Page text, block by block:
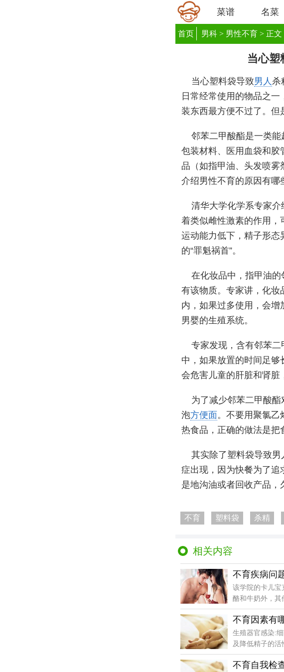
菜谱 名菜
首页 男科 > 男性不育 > 正文
当心塑
当心塑料袋导致男人 杀
日常经常使用的物品之
装东西最方便不过了。但
邻苯二甲酸酯是一类
包装材料、医用血袋和胶
品（如指甲油、头发喷
介绍男性不育的原因有哪
清华大学化学系专家
着类似雌性激素的作用，
运动能力低下，精子形态
的“罪魁祸首”。
在化妆品中，指甲油
有该物质。专家讲，化妆
内，如果过多使用，会增
男婴的生殖系统。
专家发现，含有邻苯
中，如果放置的时间足够
会危害儿童的肝脏和肾脏
为了减少邻苯二甲酸
泡方便面。不要用聚氯乙
热食品，正确的做法是把
其实除了塑料袋导致
症出现，因为快餐为了追
是地沟油或者回收产品，
不育 塑料袋 杀精
相关内容
不育疾病问
该学院的卡儿宝
酪和牛奶外，其
不育因素有
生殖器官感染:
及降低精子的
不育自我检